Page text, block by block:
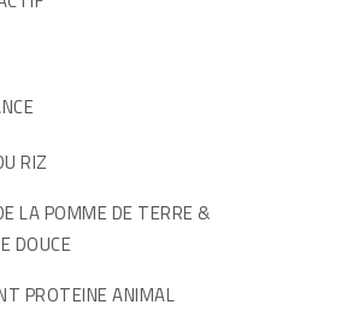
RIZ
LA POMME DE TERRE &
DOUCE
PROTEINE ANIMAL